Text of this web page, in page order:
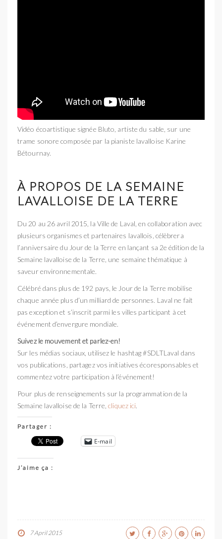
Vidéo écoartistique signée Bluto, artiste du sable, sur une
trame sonore composée par la pianiste lavalloise Karine
Bétournay.
À PROPOS DE LA SEMAINE
LAVALLOISE DE LA TERRE
Du 20 au 26 avril 2015, la Ville de Laval, en collaboration avec
plusieurs organismes et partenaires lavallois, célèbrera
l’anniversaire du Jour de la Terre en lançant sa 2e édition de la
Semaine lavalloise de la Terre, une semaine thématique à
saveur environnementale.
Célébré dans plus de 192 pays, le Jour de la Terre mobilise
chaque année plus d’un milliard de personnes. Laval ne fait
pas exception et s’inscrit parmi les villes participant à cet
événement d’envergure mondiale.​​
Suivez le mouvement et parlez-en!​
Sur les médias sociaux, utilisez le hashtag #SDLTLaval dans
vos publications, partagez vos initiatives écoresponsables et
commentez votre participation à l’événement!​
Pour plus de renseignements sur la programmation de la
Semaine lavalloise de la Terre,cliquez ici.
Partager :
E-mail
J’aime ça :
7 April 2015